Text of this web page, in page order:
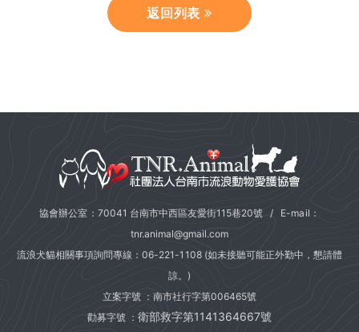
返回列表
協會辦公室：70041 台南市中西區友愛街115巷20號 / E-mail：
tnr.animal@gmail.com
流浪犬貓相關事項詢問專線：06-221-1108(如未接聽可能正外勤中，懇請體
諒。)
立案字號 ：南市社行字第006465號
勸募字號 ： 衛部救字第1141364667號